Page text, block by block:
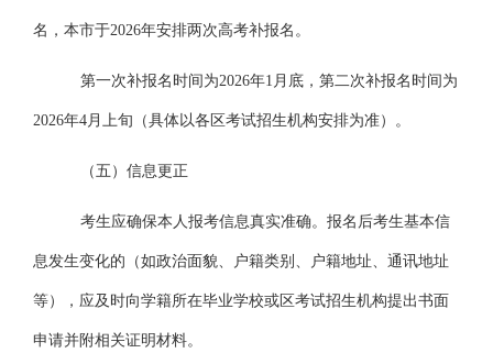
名，本市于2026年安排两次高考补报名。
第一次补报名时间为2026年1 月 底，第二次补报名时间为
2026年4月上旬（具体以各区考试招生机构安排为准）。
（五） 信息更正
考生应确保本人报考信息真实准确。报名后考生基本信
息发生变化的（如政治面貌、户籍类别、户籍地址、通讯地址
等），应及时向学籍所在毕业学校或区考试招生机构提出书面
申请并附相关证明材料。